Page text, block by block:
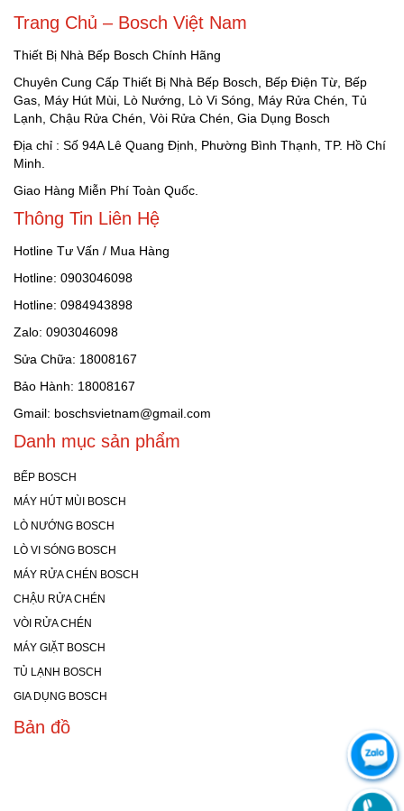
Trang Chủ – Bosch Việt Nam
Thiết Bị Nhà Bếp Bosch Chính Hãng
Chuyên Cung Cấp Thiết Bị Nhà Bếp Bosch, Bếp Điện Từ, Bếp
Gas, Máy Hút Mùi, Lò Nướng, Lò Vi Sóng, Máy Rửa Chén, Tủ
Lạnh, Chậu Rửa Chén, Vòi Rửa Chén, Gia Dụng Bosch
Địa chỉ : Số 94A Lê Quang Định, Phường Bình Thạnh, TP. Hồ Chí
Minh.
Giao Hàng Miễn Phí Toàn Quốc.
Thông Tin Liên Hệ
Hotline Tư Vấn / Mua Hàng
Hotline: 0903046098
Hotline: 0984943898
Zalo: 0903046098
Sửa Chữa: 18008167
Bảo Hành: 18008167
Gmail: boschsvietnam@gmail.com
Danh mục sản phẩm
BẾP BOSCH
MÁY HÚT MÙI BOSCH
LÒ NƯỚNG BOSCH
LÒ VI SÓNG BOSCH
MÁY RỬA CHÉN BOSCH
CHẬU RỬA CHÉN
VÒI RỬA CHÉN
MÁY GIẶT BOSCH
TỦ LẠNH BOSCH
GIA DỤNG BOSCH
Bản đồ